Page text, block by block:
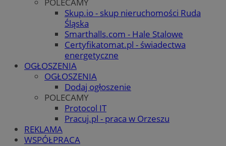
Skup.io - skup nieruchomości Ruda
Śląska
Smarthalls.com - Hale Stalowe
Certyfikatomat.pl - świadectwa
energetyczne
OGŁOSZENIA
OGŁOSZENIA
Dodaj ogłoszenie
POLECAMY
Protocol IT
Pracuj.pl - praca w Orzeszu
REKLAMA
WSPÓŁPRACA